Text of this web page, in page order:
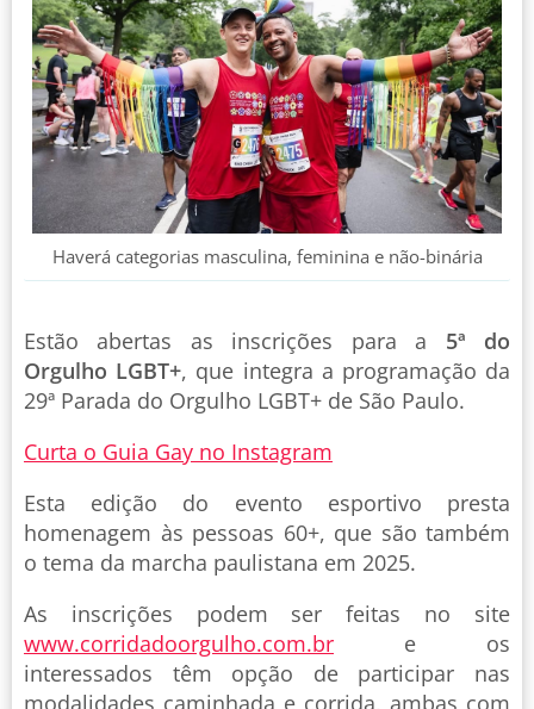
Haverá categorias masculina, feminina e não-binária
Estão abertas as inscrições para a 5ª do
Orgulho LGBT+, que integra a programação da
29ª Parada do Orgulho LGBT+ de São Paulo.
Curta o Guia Gay no Instagram
Esta edição do evento esportivo presta
homenagem às pessoas 60+, que são também
o tema da marcha paulistana em 2025.
As inscrições podem ser feitas no site
www.corridadoorgulho.com.br e os
interessados têm opção de participar nas
modalidades caminhada e corrida, ambas com